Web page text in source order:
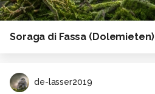
Soraga di Fassa (Dolemieten)
de-lasser2019